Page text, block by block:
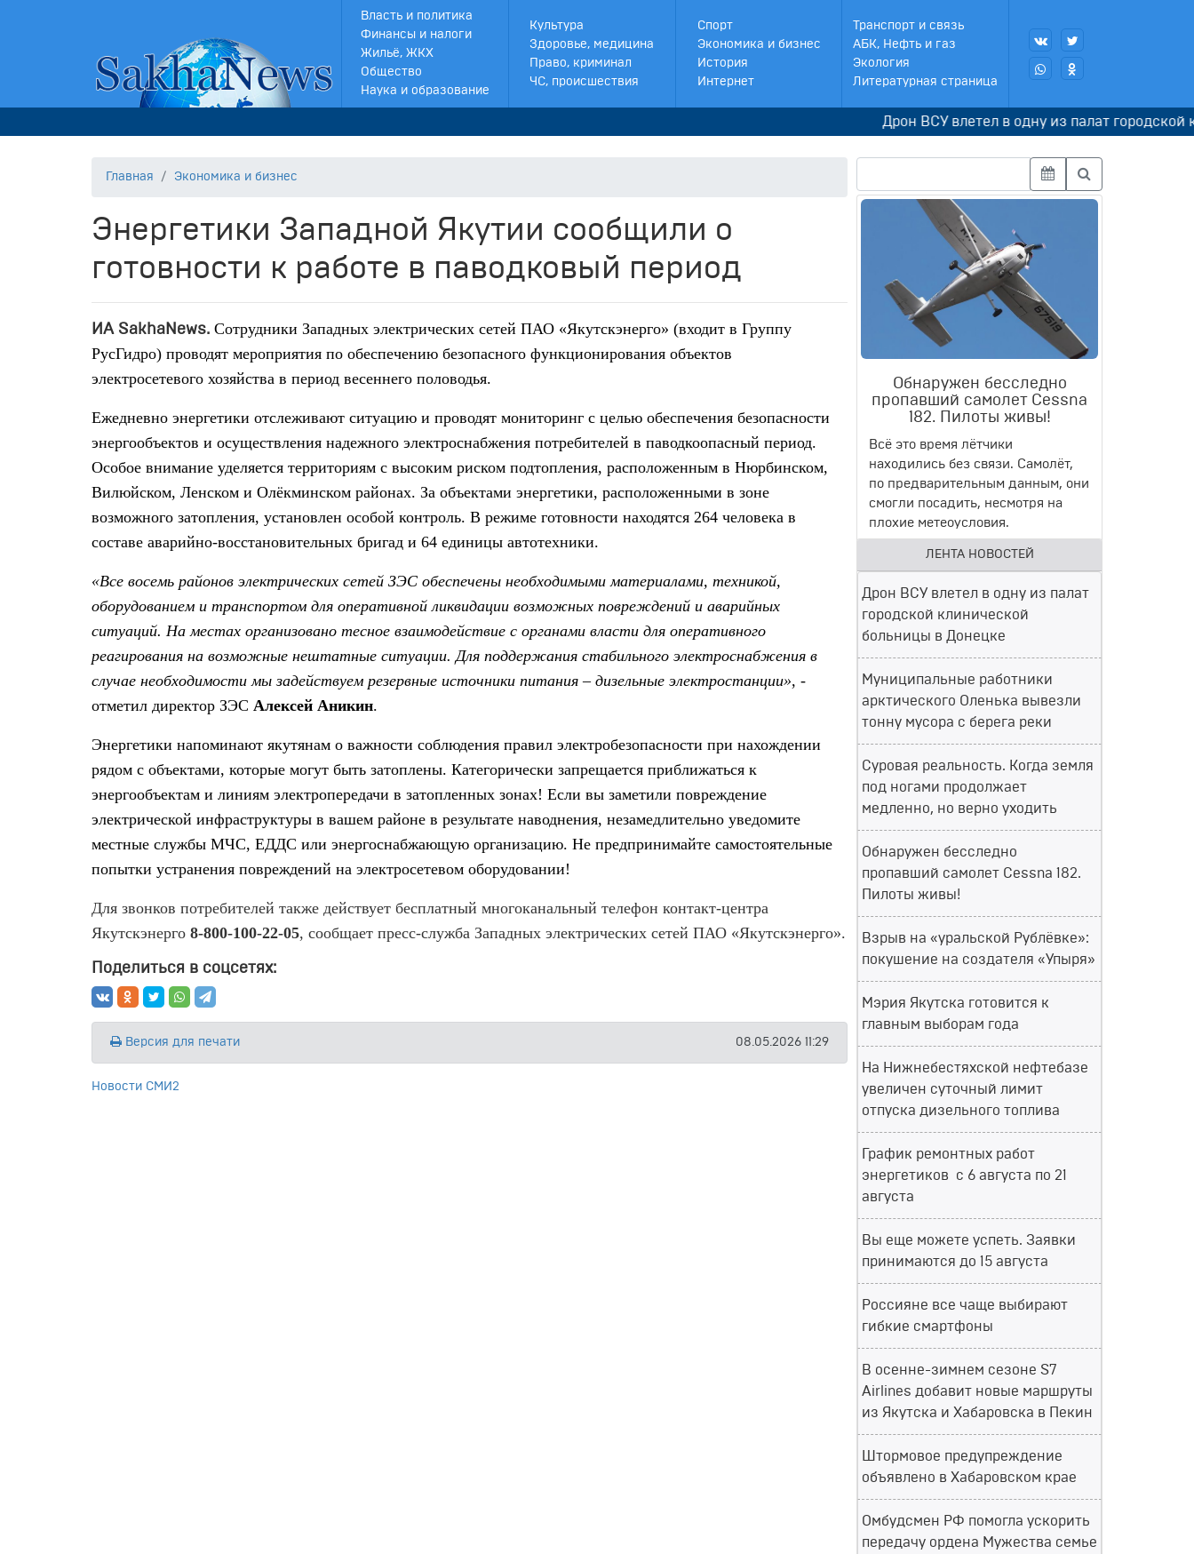
Власть и политика
Финансы и налоги
Жильё, ЖКХ
Общество
Наука и образование
Культура
Здоровье, медицина
Право, криминал
ЧС, происшествия
Спорт
Экономика и бизнес
История
Интернет
Транспорт и связь
АБК, Нефть и газ
Экология
Литературная страница
Дрон ВСУ влетел в одну из палат городской
Главная Экономика и бизнес
Энергетики Западной Якутии сообщили о
готовности к работе в паводковый период
ИА SakhaNews. Сотрудники Западных электрических сетей ПАО «Якутскэнерго» (входит в Группу
РусГидро) проводят мероприятия по обеспечению безопасного функционирования объектов
электросетевого хозяйства в период весеннего половодья.
Ежедневно энергетики отслеживают ситуацию и проводят мониторинг с целью обеспечения безопасности
энергообъектов и осуществления надежного электроснабжения потребителей в паводкоопасный период.
Особое внимание уделяется территориям с высоким риском подтопления, расположенным в Нюрбинском,
Вилюйском, Ленском и Олёкминском районах. За объектами энергетики, расположенными в зоне
возможного затопления, установлен особой контроль. В режиме готовности находятся 264 человека в
составе аварийно-восстановительных бригад и 64 единицы автотехники.
«Все восемь районов электрических сетей ЗЭС обеспечены необходимыми материалами, техникой,
оборудованием и транспортом для оперативной ликвидации возможных повреждений и аварийных
ситуаций. На местах организовано тесное взаимодействие с органами власти для оперативного
реагирования на возможные нештатные ситуации. Для поддержания стабильного электроснабжения в
случае необходимости мы задействуем резервные источники питания – дизельные электростанции», -
отметил директор ЗЭС Алексей Аникин.
Энергетики напоминают якутянам о важности соблюдения правил электробезопасности при нахождении
рядом с объектами, которые могут быть затоплены. Категорически запрещается приближаться к
энергообъектам и линиям электропередачи в затопленных зонах! Если вы заметили повреждение
электрической инфраструктуры в вашем районе в результате наводнения, незамедлительно уведомите
местные службы МЧС, ЕДДС или энергоснабжающую организацию. Не предпринимайте самостоятельные
попытки устранения повреждений на электросетевом оборудовании!
Для звонков потребителей также действует бесплатный многоканальный телефон контакт-центра
Якутскэнерго 8-800-100-22-05, сообщает пресс-служба Западных электрических сетей ПАО «Якутскэнерго».
Поделиться в соцсетях:
Версия для печати 08.05.2026 11:29
Новости СМИ2
Обнаружен бесследно
пропавший самолет Cessna
182. Пилоты живы!
Всё это время лётчики
находились без связи. Самолёт,
по предварительным данным, они
смогли посадить, несмотря на
плохие метеоусловия.
ЛЕНТА НОВОСТЕЙ
Дрон ВСУ влетел в одну из палат
городской клинической
больницы в Донецке
Муниципальные работники
арктического Оленька вывезли
тонну мусора с берега реки
Суровая реальность. Когда земля
под ногами продолжает
медленно, но верно уходить
Обнаружен бесследно
пропавший самолет Cessna 182.
Пилоты живы!
Взрыв на «уральской Рублёвке»:
покушение на создателя «Упыря»
Мэрия Якутска готовится к
главным выборам года
На Нижнебестяхской нефтебазе
увеличен суточный лимит
отпуска дизельного топлива
График ремонтных работ
энергетиков с 6 августа по 21
августа
Вы еще можете успеть. Заявки
принимаются до 15 августа
Россияне все чаще выбирают
гибкие смартфоны
В осенне-зимнем сезоне S7
Airlines добавит новые маршруты
из Якутска и Хабаровска в Пекин
Штормовое предупреждение
объявлено в Хабаровском крае
Омбудсмен РФ помогла ускорить
передачу ордена Мужества семье